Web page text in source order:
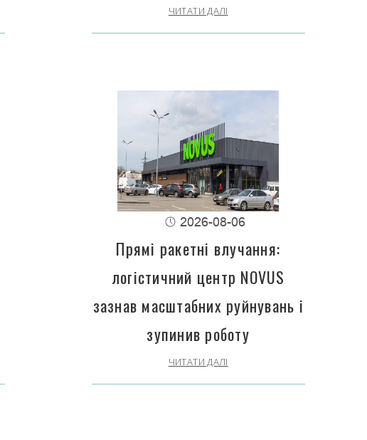
ЧИТАТИ ДАЛІ
2026-08-06
Прямі ракетні влучання:
логістичний центр NOVUS
зазнав масштабних руйнувань і
зупинив роботу
ЧИТАТИ ДАЛІ